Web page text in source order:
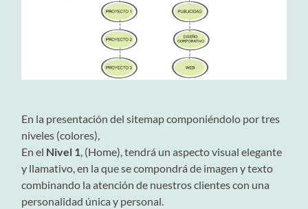
En la presentación del sitemap componiéndolo por tres
niveles (colores),
En el Nivel 1, (Home), tendrá un aspecto visual elegante
y llamativo, en la que se compondrá de imagen y texto
combinando la atención de nuestros clientes con una
personalidad única y personal.